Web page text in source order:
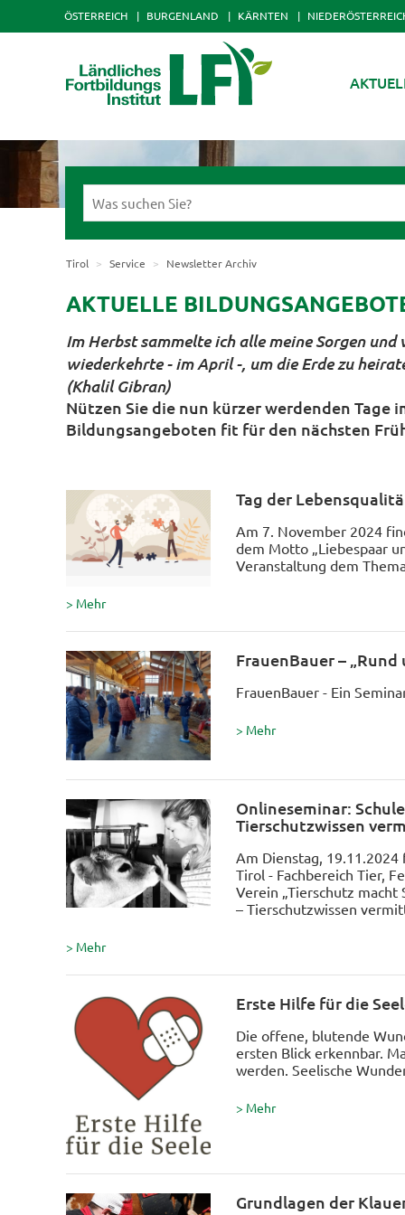
ÖSTERREICH BURGENLAND KÄRNTEN
Tirol Service Newsletter Archiv
AKTUELLE
Im Herbst sammelte ich alle meine Sorgen
wiederkehrte - im April -, um die Erde zu
(Khalil Gibran)
Nützen Sie die nun kürzer werdenden
Bildungsangeboten fit für den nächsten
Tag der
Am 7. November 2024
dem Motto „Liebespaar
Veranstaltung dem
> Mehr
FrauenBauer –
FrauenBauer - Ein
> Mehr
Onlineseminar:
Tierschutzwissen
Am Dienstag,
Tirol - Fachbereich Tier,
Verein „Tierschutz macht
– Tierschutzwissen
> Mehr
Erste Hilfe für die
Die offene, blutende
ersten Blick erkennbar.
werden. Seelische
> Mehr
Grundlagen der